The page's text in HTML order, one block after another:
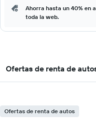
Ahorra hasta un 40% en
toda la web.
Ofertas de renta de
Ofertas de renta de autos